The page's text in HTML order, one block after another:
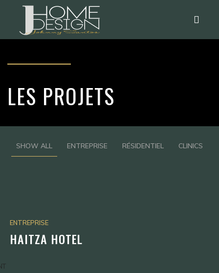
LES PROJETS
SHOW ALL ENTREPRISE RÉSIDENTIEL CLINICS
HAITZA HOTEL
ENTREPRISE